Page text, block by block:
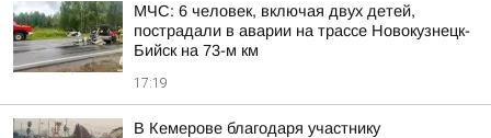
МЧС: 6 человек, включая двух детей,
пострадали в аварии на трассе Новокузнецк-
Бийск на 73-м км
17:19
В Кемерове благодаря участнику